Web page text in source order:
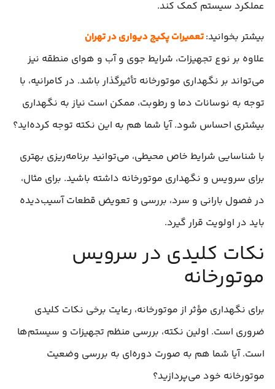
عملکرد سیستم کمک کند.
بیشتر بخوانید:تعمیرات پکیج دیواری در تهران
علاوه بر نوع تجهیزات، شرایط جوی و آب و هوای منطقه نیز
می‌تواند بر نگهداری موتورخانه تأثیرگذار باشد. در کامرانیه، با
توجه به نوسانات دما و رطوبت، ممکن است نیاز به نگهداری
بیشتری احساس شود. آیا شما هم به این نکته توجه کرده‌اید؟
با شناسایی شرایط خاص محیطی، می‌توانید برنامه‌ریزی بهتری
برای سرویس و نگهداری موتورخانه داشته باشید. برای مثال،
در فصول بارانی و سرد، بررسی و تعویض قطعات آسیب‌دیده
باید در اولویت قرار گیرد.
نکات کلیدی در سرویس
موتورخانه
برای نگهداری مؤثر از موتورخانه، رعایت برخی نکات کلیدی
ضروری است. اولین نکته، بررسی منظم تجهیزات و سیستم‌ها
است. آیا شما هم به صورت دوره‌ای به بررسی وضعیت
موتورخانه خود می‌پردازید؟